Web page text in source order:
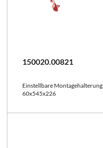
150020.00821
Einstellbare Montagehalterung,
60x545x226